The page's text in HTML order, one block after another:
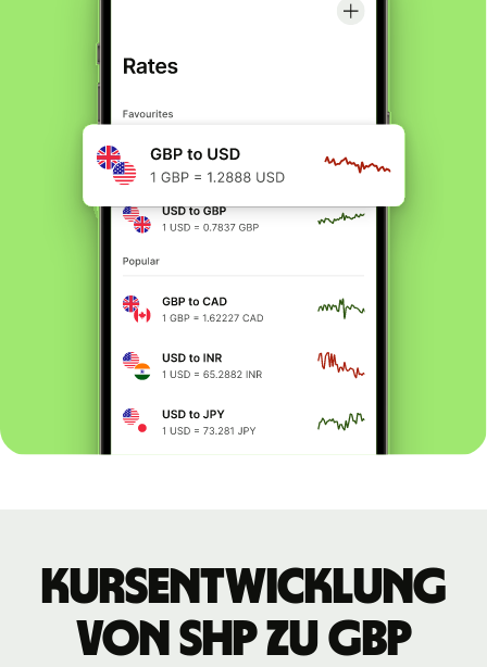
Kursentwicklung
von SHP zu GBP